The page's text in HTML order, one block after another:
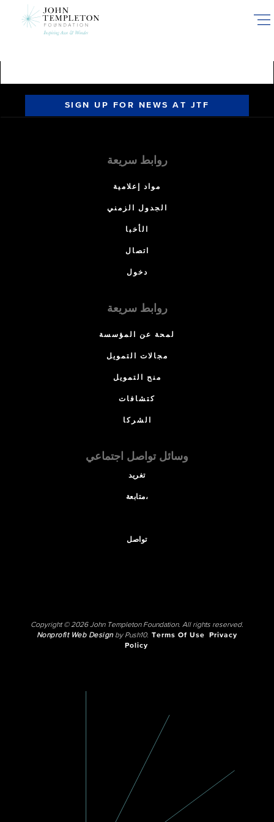
SIGN UP FOR NEWS AT JTF
روابط سريعة
مواد إعلامية
الجدول الزمني
الأخبا
اتصال
دخول
روابط سريعة
لمحة عن المؤسسة
مجالات التمويل
منح التمويل
كتشافات
الشركا
وسائل تواصل اجتماعي
تغريد
متابعة،
تواصل
Copyright © 2026 John Templeton Foundation. All rights reserved.
Nonprofit Web Designby Push10. Terms Of Use
Privacy
Policy